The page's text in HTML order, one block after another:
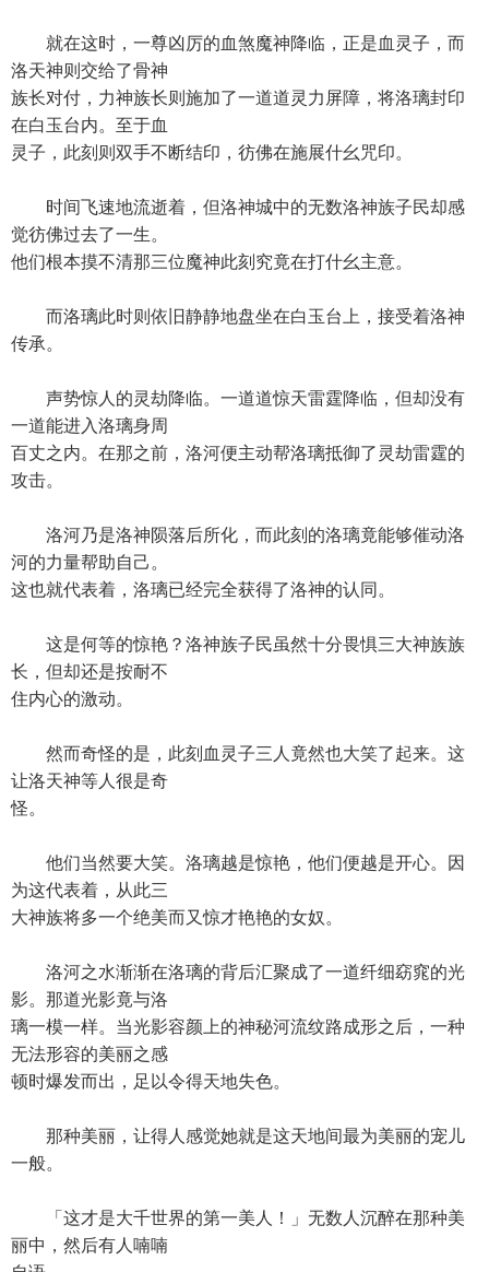
就在这时，一尊凶厉的血煞魔神降临，正是血灵子，而
洛天神则交给了骨神
族长对付，力神族长则施加了一道道灵力屏障，将洛璃封印
在白玉台内。至于血
灵子，此刻则双手不断结印，彷佛在施展什幺咒印。
时间飞速地流逝着，但洛神城中的无数洛神族子民却感
觉彷佛过去了一生。
他们根本摸不清那三位魔神此刻究竟在打什幺主意。
而洛璃此时则依旧静静地盘坐在白玉台上，接受着洛神
传承。
声势惊人的灵劫降临。一道道惊天雷霆降临，但却没有
一道能进入洛璃身周
百丈之内。在那之前，洛河便主动帮洛璃抵御了灵劫雷霆的
攻击。
洛河乃是洛神陨落后所化，而此刻的洛璃竟能够催动洛
河的力量帮助自己。
这也就代表着，洛璃已经完全获得了洛神的认同。
这是何等的惊艳？洛神族子民虽然十分畏惧三大神族族
长，但却还是按耐不
住内心的激动。
然而奇怪的是，此刻血灵子三人竟然也大笑了起来。这
让洛天神等人很是奇
怪。
他们当然要大笑。洛璃越是惊艳，他们便越是开心。因
为这代表着，从此三
大神族将多一个绝美而又惊才艳艳的女奴。
洛河之水渐渐在洛璃的背后汇聚成了一道纤细窈窕的光
影。那道光影竟与洛
璃一模一样。当光影容颜上的神秘河流纹路成形之后，一种
无法形容的美丽之感
顿时爆发而出，足以令得天地失色。
那种美丽，让得人感觉她就是这天地间最为美丽的宠儿
一般。
「这才是大千世界的第一美人！」无数人沉醉在那种美
丽中，然后有人喃喃